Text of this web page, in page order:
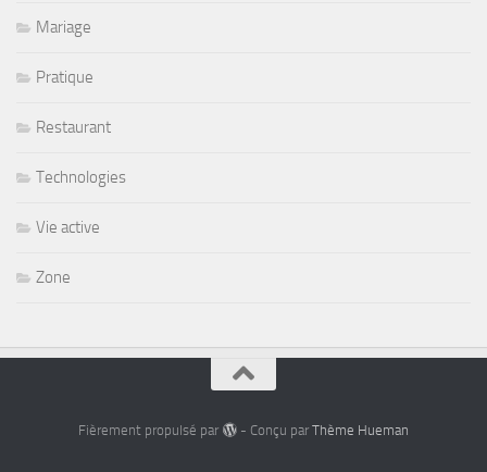
Mariage
Pratique
Restaurant
Technologies
Vie active
Zone
Fièrement propulsé par - Conçu par Thème Hueman